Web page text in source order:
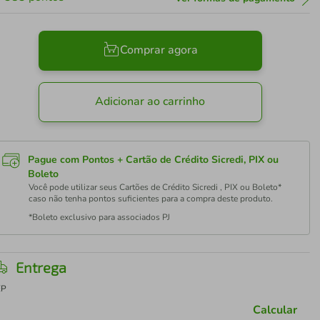
Comprar agora
Adicionar ao carrinho
Pague com Pontos + Cartão de Crédito Sicredi, PIX ou
Boleto
Você pode utilizar seus Cartões de Crédito Sicredi , PIX ou Boleto*
caso não tenha pontos suficientes para a compra deste produto.
*Boleto exclusivo para associados PJ
Entrega
Calcular